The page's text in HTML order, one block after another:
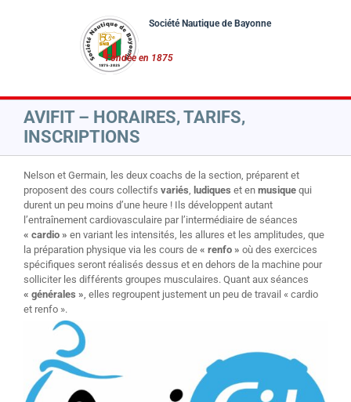
AVIFIT – HORAIRES, TARIFS,
INSCRIPTIONS
Nelson et Germain, les deux coachs de la section, préparent et
proposent des cours collectifs variés, ludiques et en musique qui
durent un peu moins d’une heure ! Ils développent autant
l’entraînement cardiovasculaire par l’intermédiaire de séances
« cardio » en variant les intensités, les allures et les amplitudes, que
la préparation physique via les cours de « renfo » où des exercices
spécifiques seront réalisés dessus et en dehors de la machine pour
solliciter les différents groupes musculaires. Quant aux séances
« générales », elles regroupent justement un peu de travail « cardio
et renfo ».